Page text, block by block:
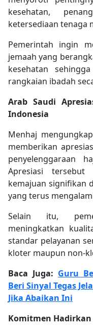
kesehatan,
ketersediaan tenaga
Pemerintah ingin
jemaah yang
kesehatan
rangkaian ibadah
Arab Saudi
Indonesia
Menhaj
memberikan
penyelenggaraan
Apresiasi
kemajuan signifikan
yang terus
Selain itu,
meningkatkan
standar pelayanan
kloter maupun non-
Baca Juga: Guru
Beri Sinyal Tegas
Jika Abaikan Ini
Komitmen